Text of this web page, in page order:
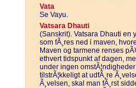
Vata
Se Vayu.
Vatsara Dhauti
(Sanskrit). Vatsara Dhauti en
som fÃ¸res ned i maven,
Maven og tarmene renses
ethvert tidspunkt af dagen,
under ingen
tilstrÃ¦kkeligt at udfÃ¸re
Ã¸velsen, skal man fÃ¸rst